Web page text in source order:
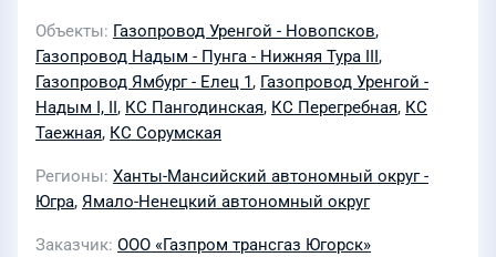
Объекты Газопровод Уренгой - Новопсков,
Газопровод Надым - Пунга - Нижняя Тура III,
Газопровод Ямбург - Елец 1, Газопровод Уренгой -
Надым I, II, КС Пангодинская, КС Перегребная, КС
Таежная, КС Сорумская
Регионы Ханты-Мансийский автономный округ -
Югра, Ямало-Ненецкий автономный округ
Заказчик ООО «Газпром трансгаз Югорск»